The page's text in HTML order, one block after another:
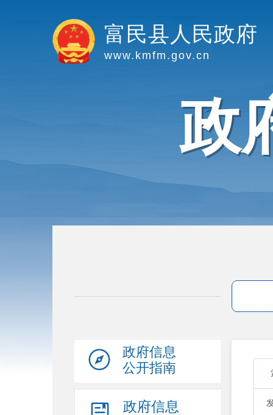
富民县人民政府
www.kmfm.gov.cn
政
政府信息
公开指南
政府信息